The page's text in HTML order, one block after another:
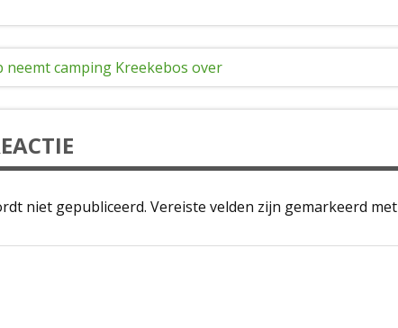
neemt camping Kreekebos over
niet gepubliceerd. Vereiste velden zijn gemarkeerd met